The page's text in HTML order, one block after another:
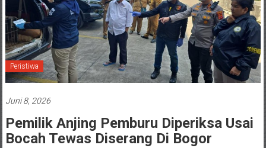
Peristiwa
Juni 8, 2026
Pemilik Anjing Pemburu Diperiksa Usai
Bocah Tewas Diserang Di Bogor